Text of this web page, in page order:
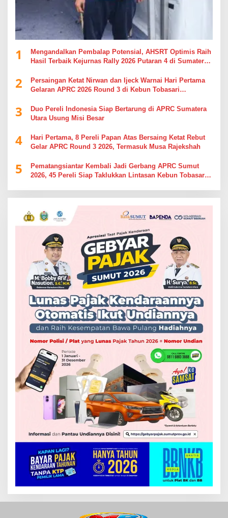
1
Mengandalkan Pembalap Potensial, AHSRT Optimis Raih
Hasil Terbaik Kejurnas Rally 2026 Putaran 4 di Sumatera
2
Persaingan Ketat Nirwan dan Ijeck Warnai Hari Pertama
Gelaran APRC 2026 Round 3 di Kebun Tobasari
3
Duo Pereli Indonesia Siap Bertarung di APRC Sumatera
Utara Usung Misi Besar
4
Hari Pertama, 8 Pereli Papan Atas Bersaing Ketat Rebut
Gelar APRC Round 3 2026, Termasuk Musa Rajekshah
5
Pematangsiantar Kembali Jadi Gerbang APRC Sumut
2026, 45 Pereli Siap Taklukkan Lintasan Kebun Tobasari